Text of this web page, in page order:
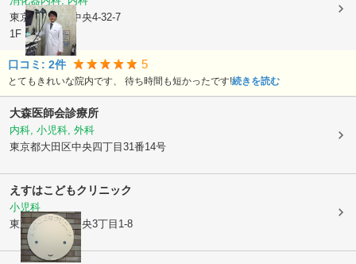
東京都大田区中央4-32-7
1F
口コミ: 2件 5
とてもきれいな院内です、 待ち時間も短かったです!続きを読む
大森医師会診療所
内科, 小児科, 外科
東京都大田区中央四丁目31番14号
えすはこどもクリニック
小児科
東京都大田区中央3丁目1-8